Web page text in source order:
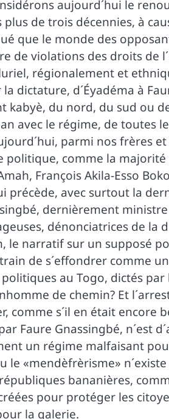
aujourd´hui le
plus de trois décennies, à
que le monde des
de violations des droits de
régionalement et
la dictature, d´Éyadéma à
kabyè, du nord, du sud ou
avec le régime, de toutes
parmi nos frères
politique, comme la
François Akila-Esso
précède, avec surtout la
dernièrement
dénonciatrices de la
le narratif sur un supposé
de s´effondrer comme
au Togo, dictés
de chemin? Et
comme s´il en était
Faure Gnassingbé, n´est
un régime malfaisant
le «mendèfrèrisme»
bananières,
pour protéger les
la galerie.